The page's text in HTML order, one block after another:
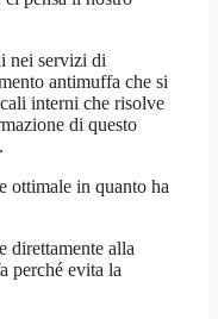
nei servizi di
antimuffa che si
interni che risolve
di questo
ottimale in quanto ha
direttamente alla
perché evita la